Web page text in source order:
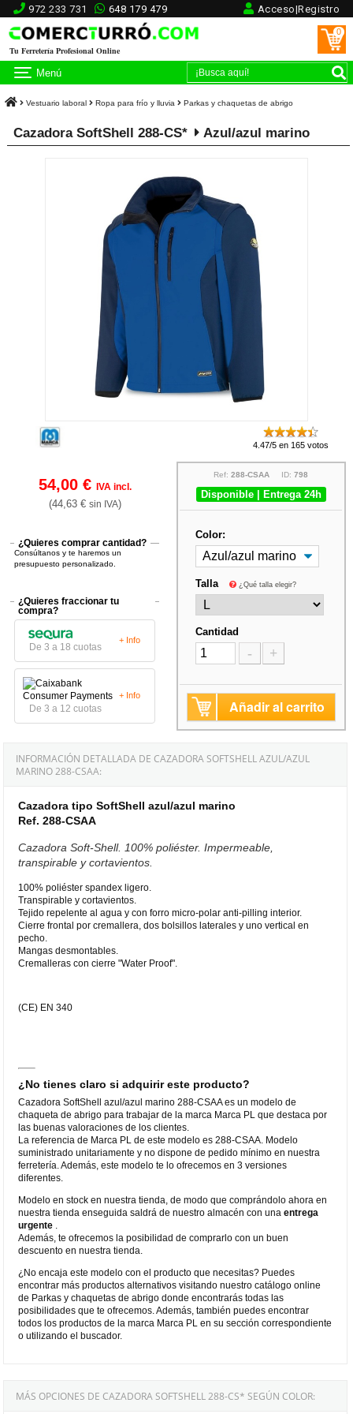
972 233 731 648 179 479 Acceso|Registro
Tu Ferretería Profesional Online
0
Menú
Vestuario laboral Ropa para frío y lluvia Parkas y chaquetas de abrigo
Cazadora SoftShell 288-CS* Azul/azul marino
4.47/5 en 165 votos
54,00 € IVA incl.
(44,63 € sin IVA)
¿Quieres comprar cantidad?
Consúltanos y te haremos un
presupuesto personalizado.
¿Quieres fraccionar tu
compra?
De 3 a 18 cuotas
+ Info
De 3 a 12 cuotas
+ Info
Ref:288-CSAA ID:798
Disponible | Entrega 24h
Color:
Talla ¿Qué talla elegir?
Cantidad
- +
Añadir al carrito
INFORMACIÓN DETALLADA DE CAZADORA SOFTSHELL AZUL/AZUL
MARINO 288-CSAA:
Cazadora tipo SoftShell azul/azul marino
Ref. 288-CSAA
Cazadora Soft-Shell. 100% poliéster. Impermeable,
transpirable y cortavientos.
100% poliéster spandex ligero.
Transpirable y cortavientos.
Tejido repelente al agua y con forro micro-polar anti-pilling interior.
Cierre frontal por cremallera, dos bolsillos laterales y uno vertical en
pecho.
Mangas desmontables.
Cremalleras con cierre "Water Proof".
(CE) EN 340
¿No tienes claro si adquirir este producto?
Cazadora SoftShell azul/azul marino 288-CSAA es un modelo de
chaqueta de abrigo para trabajar de la marca Marca PL que destaca por
las buenas valoraciones de los clientes.
La referencia de Marca PL de este modelo es 288-CSAA. Modelo
suministrado unitariamente y no dispone de pedido mínimo en nuestra
ferretería. Además, este modelo te lo ofrecemos en 3 versiones
diferentes.
Modelo en stock en nuestra tienda, de modo que comprándolo ahora en
nuestra tienda enseguida saldrá de nuestro almacén con unaentrega
urgente
Además, te ofrecemos la posibilidad de comprarlo con un buen
descuento en nuestra tienda.
¿No encaja este modelo con el producto que necesitas? Puedes
encontrar más productos alternativos visitando nuestro catálogo online
de Parkas y chaquetas de abrigo donde encontrarás todas las
posibilidades que te ofrecemos. Además, también puedes encontrar
todos los productos de la marca Marca PL en su sección correspondiente
o utilizando el buscador.
MÁS OPCIONES DE CAZADORA SOFTSHELL 288-CS* SEGÚN COLOR: